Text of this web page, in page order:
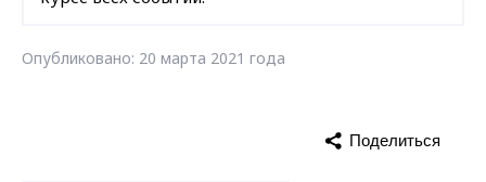
Опубликовано: 20 марта 2021 года
Поделиться